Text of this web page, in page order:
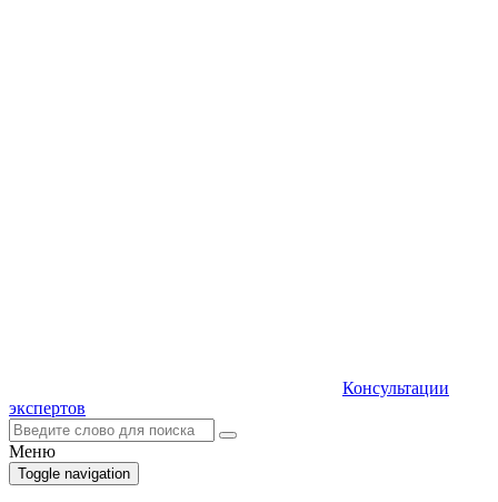
Консультации
экспертов
Меню
Toggle navigation